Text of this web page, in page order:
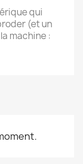
qui
(et un
machine :